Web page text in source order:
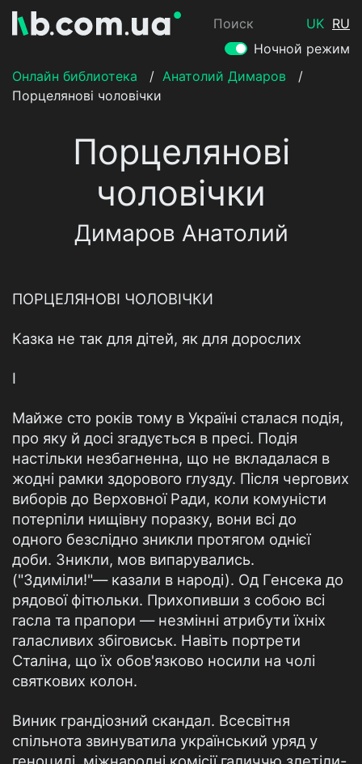
Поиск UK RU
Ночной режим
Онлайн библиотека
/ Анатолий Димаров
/
Порцелянові чоловічки
Порцелянові
чоловічки
Димаров Анатолий
ПОРЦЕЛЯНОВІ ЧОЛОВІЧКИ
Казка не так для дітей, як для дорослих
І
Майже сто років тому в Україні сталася подія,
про яку й досі згадується в пресі. Подія
настільки незбагненна, що не вкладалася в
жодні рамки здорового глузду. Після чергових
виборів до Верховної Ради, коли комуністи
потерпіли нищівну поразку, вони всі до
одного безслідно зникли протягом однієї
доби. Зникли, мов випарувались.
("Здиміли!"— казали в народі). Од Генсека до
рядової фітюльки. Прихопивши з собою всі
гасла та прапори — незмінні атрибути їхніх
галасливих збіговиськ. Навіть портрети
Сталіна, що їх обов'язково носили на чолі
святкових колон.
Виник грандіозний скандал. Всесвітня
спільнота звинуватила український уряд у